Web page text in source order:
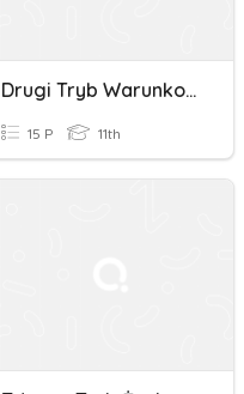
Drugi Tryb Warunkowy
15 P 11th